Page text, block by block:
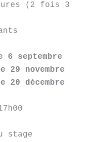
(2 fois 3
6 septembre
29 novembre
20 décembre
stage